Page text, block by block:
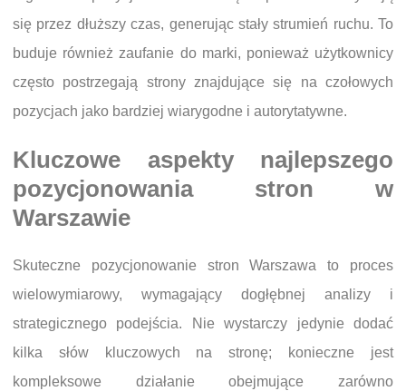
się przez dłuższy czas, generując stały strumień ruchu. To
buduje również zaufanie do marki, ponieważ użytkownicy
często postrzegają strony znajdujące się na czołowych
pozycjach jako bardziej wiarygodne i autorytatywne.
Kluczowe aspekty najlepszego
pozycjonowania stron w
Warszawie
Skuteczne pozycjonowanie stron Warszawa to proces
wielowymiarowy, wymagający dogłębnej analizy i
strategicznego podejścia. Nie wystarczy jedynie dodać
kilka słów kluczowych na stronę; konieczne jest
kompleksowe działanie obejmujące zarówno